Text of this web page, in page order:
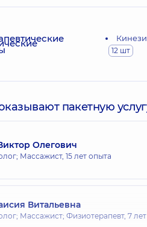
12 шт
пакетную
Олегович
Массажист, 15 лет опыта
Витальевна
Массажист; Физиотерапевт, 7 лет